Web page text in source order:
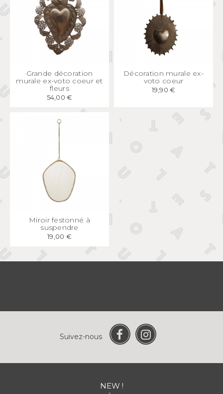
APERÇU RAPIDE
Grande décoration
murale ex-voto coeur et
fleurs
54,00 €
APERÇU RAPIDE
Décoration murale ex-
voto coeur
19,90 €
APERÇU RAPIDE
Miroir festonné à
suspendre
19,00 €
Suivez-nous
NEW !